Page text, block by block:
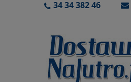
34 34 382 46